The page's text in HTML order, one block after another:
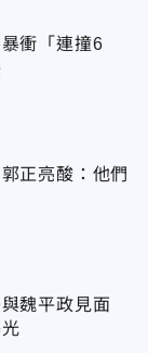
衝「連撞6
正亮酸：他們
魏平政見面